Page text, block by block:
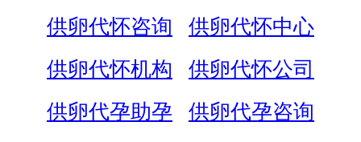
供卵代怀咨询
供卵代怀中心
供卵代怀机构
供卵代怀公司
供卵代孕助孕
供卵代孕咨询